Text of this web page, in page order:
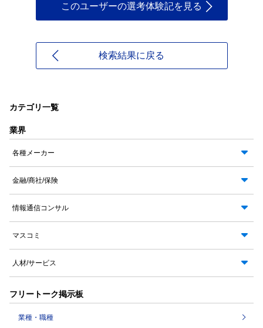
このユーザーの選考体験記を見る
検索結果に戻る
カテゴリ一覧
業界
各種メーカー
金融/商社/保険
情報通信コンサル
マスコミ
人材/サービス
フリートーク掲示板
業種・職種